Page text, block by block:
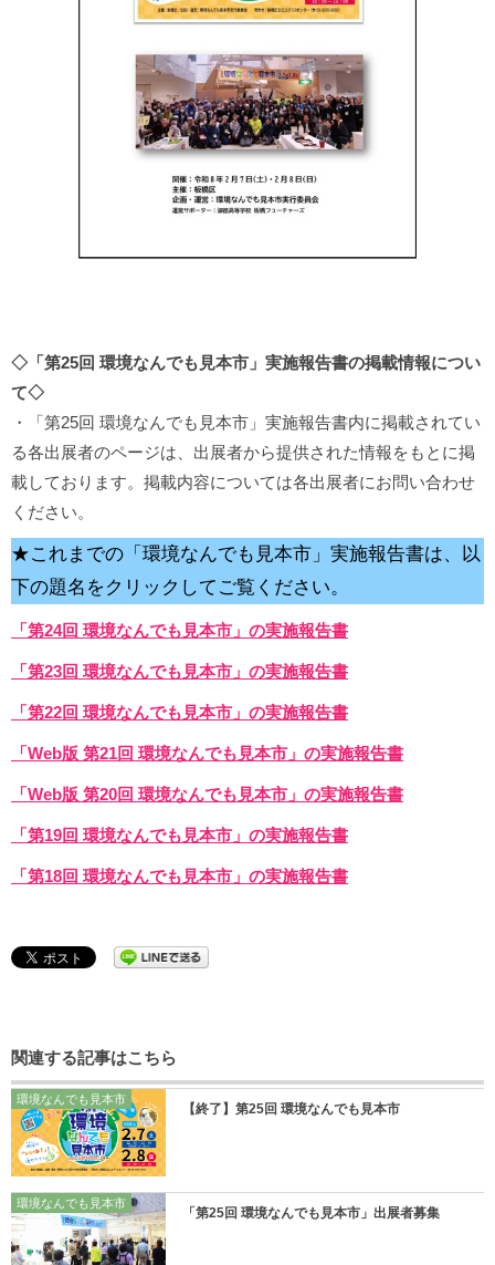
◇「第25回 環境なんでも見本市」実施報告書の掲載情報につい
て◇
・「第25回 環境なんでも見本市」実施報告書内に掲載されてい
る各出展者のページは、出展者から提供された情報をもとに掲
載しております。掲載内容については各出展者にお問い合わせ
ください。
★これまでの「環境なんでも見本市」実施報告書は、以
下の題名をクリックしてご覧ください。
「第24回 環境なんでも見本市」の実施報告書
「第23回 環境なんでも見本市」の実施報告書
「第22回 環境なんでも見本市」 の実施報告書
「Web版 第21回 環境なんでも見本市」 の実施報告書
「Web版 第20回 環境なんでも見本市」 の実施報告書
「第19回 環境なんでも見本市」 の実施報告書
「第18回 環境なんでも見本市」 の実施報告書
関連する記事はこちら
環境なんでも見本市
【終了】第25回 環境なんでも見本市
環境なんでも見本市
「第25回 環境なんでも見本市」出展者募集